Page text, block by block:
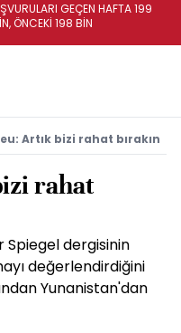
GEÇEN HAFTA 199
ÖNCEKİ 198 BİN
Artık bizi rahat bırakın
rahat
Spiegel dergisinin
değerlendirdiğini
Yunanistan'dan